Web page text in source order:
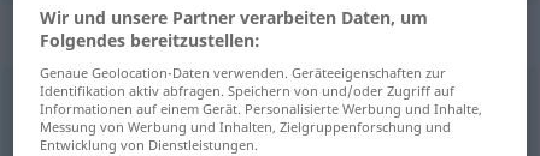
Beispielsätze für "bewährt"
es hat sich (gut) bewährt
det harvistsig atværegodt
Wir und unsere Partner verarbeiten Daten, um
Folgendes bereitzustellen:
Genaue Geolocation-Daten verwenden. Geräteeigenschaften zur
Identifikation aktiv abfragen. Speichern von und/oder Zugriff auf
Informationen auf einem Gerät. Personalisierte Werbung und Inhalte,
Messung von Werbung und Inhalten, Zielgruppenforschung und
Entwicklung von Dienstleistungen.